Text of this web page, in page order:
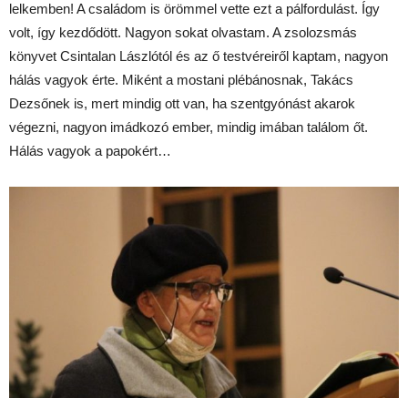
lelkemben! A családom is örömmel vette ezt a pálfordulást. Így
volt, így kezdődött. Nagyon sokat olvastam. A zsolozsmás
könyvet Csintalan Lászlótól és az ő testvéreiről kaptam, nagyon
hálás vagyok érte. Miként a mostani plébánosnak, Takács
Dezsőnek is, mert mindig ott van, ha szentgyónást akarok
végezni, nagyon imádkozó ember, mindig imában találom őt.
Hálás vagyok a papokért…